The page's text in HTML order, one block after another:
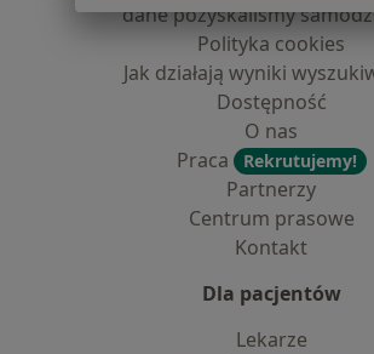
dane pozyskaliśmy
Polityka cookies
Jak działają wyniki
Dostępność
O nas
Praca
Rekrutujemy!
Partnerzy
Centrum prasowe
Kontakt
Dla pacjentów
Lekarze